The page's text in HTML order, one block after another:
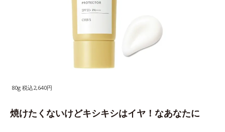
80g 税込2,640円
焼けたくないけどキシキシはイヤ！なあなたに